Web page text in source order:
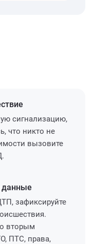
сигнализацию,
что никто не
вызовите
зафиксируйте
вторым
ПТС, права,